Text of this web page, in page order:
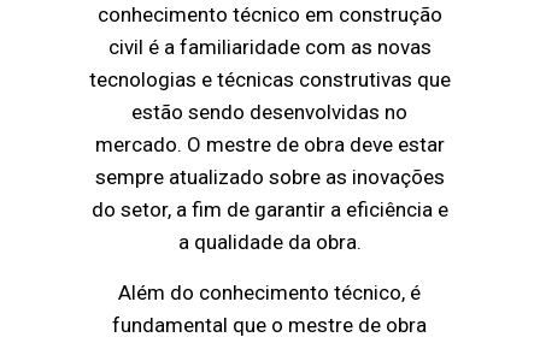
conhecimento técnico em construção
civil é a familiaridade com as novas
tecnologias e técnicas construtivas que
estão sendo desenvolvidas no
mercado. O mestre de obra deve estar
sempre atualizado sobre as inovações
do setor, a fim de garantir a eficiência e
a qualidade da obra.
Além do conhecimento técnico, é
fundamental que o mestre de obra